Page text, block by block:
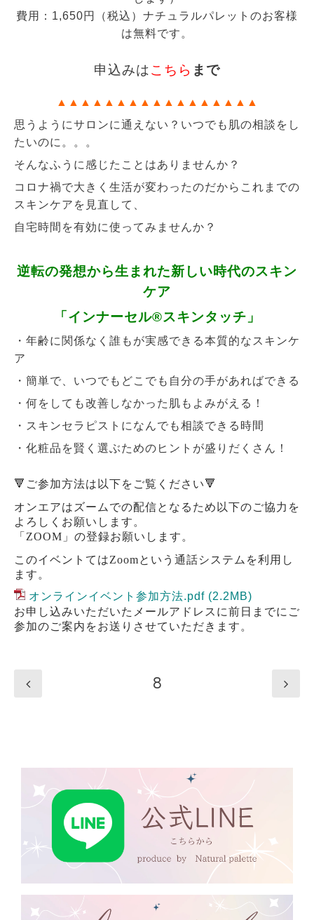
費用：1,650円（税込）ナチュラルパレットのお客様
は無料です。
申込みはこちら まで
▲ ▲ ▲ ▲ ▲ ▲ ▲ ▲ ▲ ▲ ▲ ▲ ▲ ▲ ▲ ▲ ▲
思うようにサロンに通えない？いつでも肌の相談をし
たいのに。。。
そんなふうに感じたことはありませんか？
コロナ禍で大きく生活が変わったのだからこれまでの
スキンケアを見直して、
自宅時間を有効に使ってみませんか？
逆転の発想から生まれた新しい時代のスキン
ケア
「インナーセル®︎スキンタッチ」
・年齢に関係なく誰もが実感できる本質的なスキンケ
ア
・簡単で、いつでもどこでも自分の手があればできる
・何をしても改善しなかった肌もよみがえる！
・スキンセラピストになんでも相談できる時間
・化粧品を賢く選ぶためのヒントが盛りだくさん！
🔻ご参加方法は以下をご覧ください🔻
オンエアはズームでの配信となるため以下のご協力を
よろしくお願いします。
「 ZOOM 」の登録お願いします。
このイベントてはZoomという通話システムを利用し
ます。
オンラインイベント参加方法.pdf (2.2MB)
お申し込みいただいたメールアドレスに前日までにご
参加のご案内をお送りさせていただきます。
8